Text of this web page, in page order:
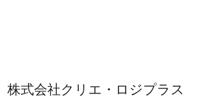
株式会社クリエ・ロジプラス